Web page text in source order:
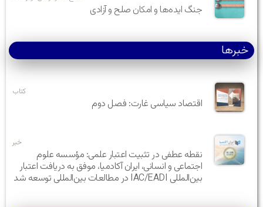
جنگ ایده‌ها و امکان صلح و آزادی
خبرها
کتاب
اقتصاد سیاسی غارت: فصل دوم
خبر
نقطه عطفی در تثبیت اعتبار علمی: مؤسسه علوم
اجتماعی و انسانی، ایران آکادمیا، موفق به دریافت اعتبار
بین‌المللی IAC/EADI در مطالعات بین‌المللی توسعه شد